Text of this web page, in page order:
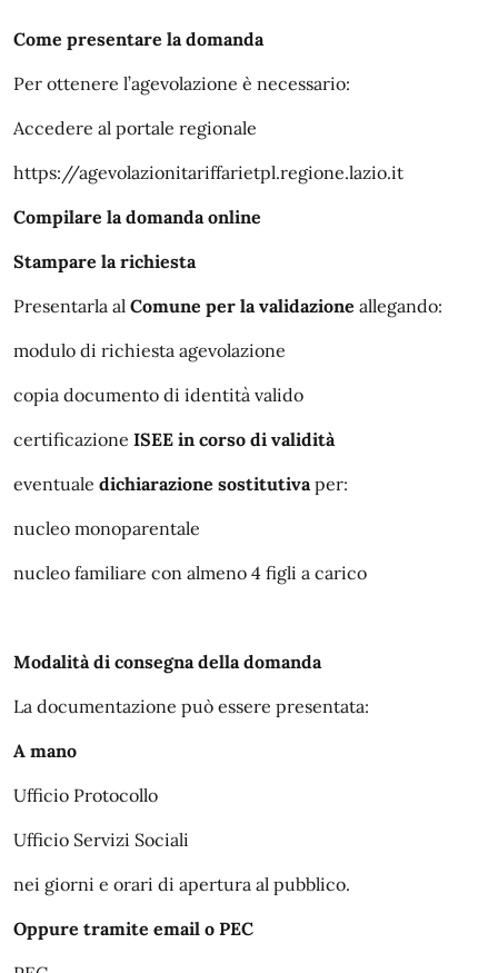
Come presentare la domanda
Per ottenere l’agevolazione è necessario:
Accedere al portale regionale
https://agevolazionitariffarietpl.regione.lazio.it
Compilare la domanda online
Stampare la richiesta
Presentarla al Comune per la validazione allegando:
modulo di richiesta agevolazione
copia documento di identità valido
certificazione ISEE in corso di validità
eventuale dichiarazione sostitutiva per:
nucleo monoparentale
nucleo familiare con almeno 4 figli a carico
Modalità di consegna della domanda
La documentazione può essere presentata:
A mano
Ufficio Protocollo
Ufficio Servizi Sociali
nei giorni e orari di apertura al pubblico.
Oppure tramite email o PEC